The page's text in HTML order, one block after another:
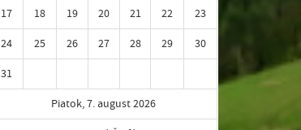
17
18 19 20 21 22
23
24
25 26 27 28 29
30
31
Piatok, 7. august 2026